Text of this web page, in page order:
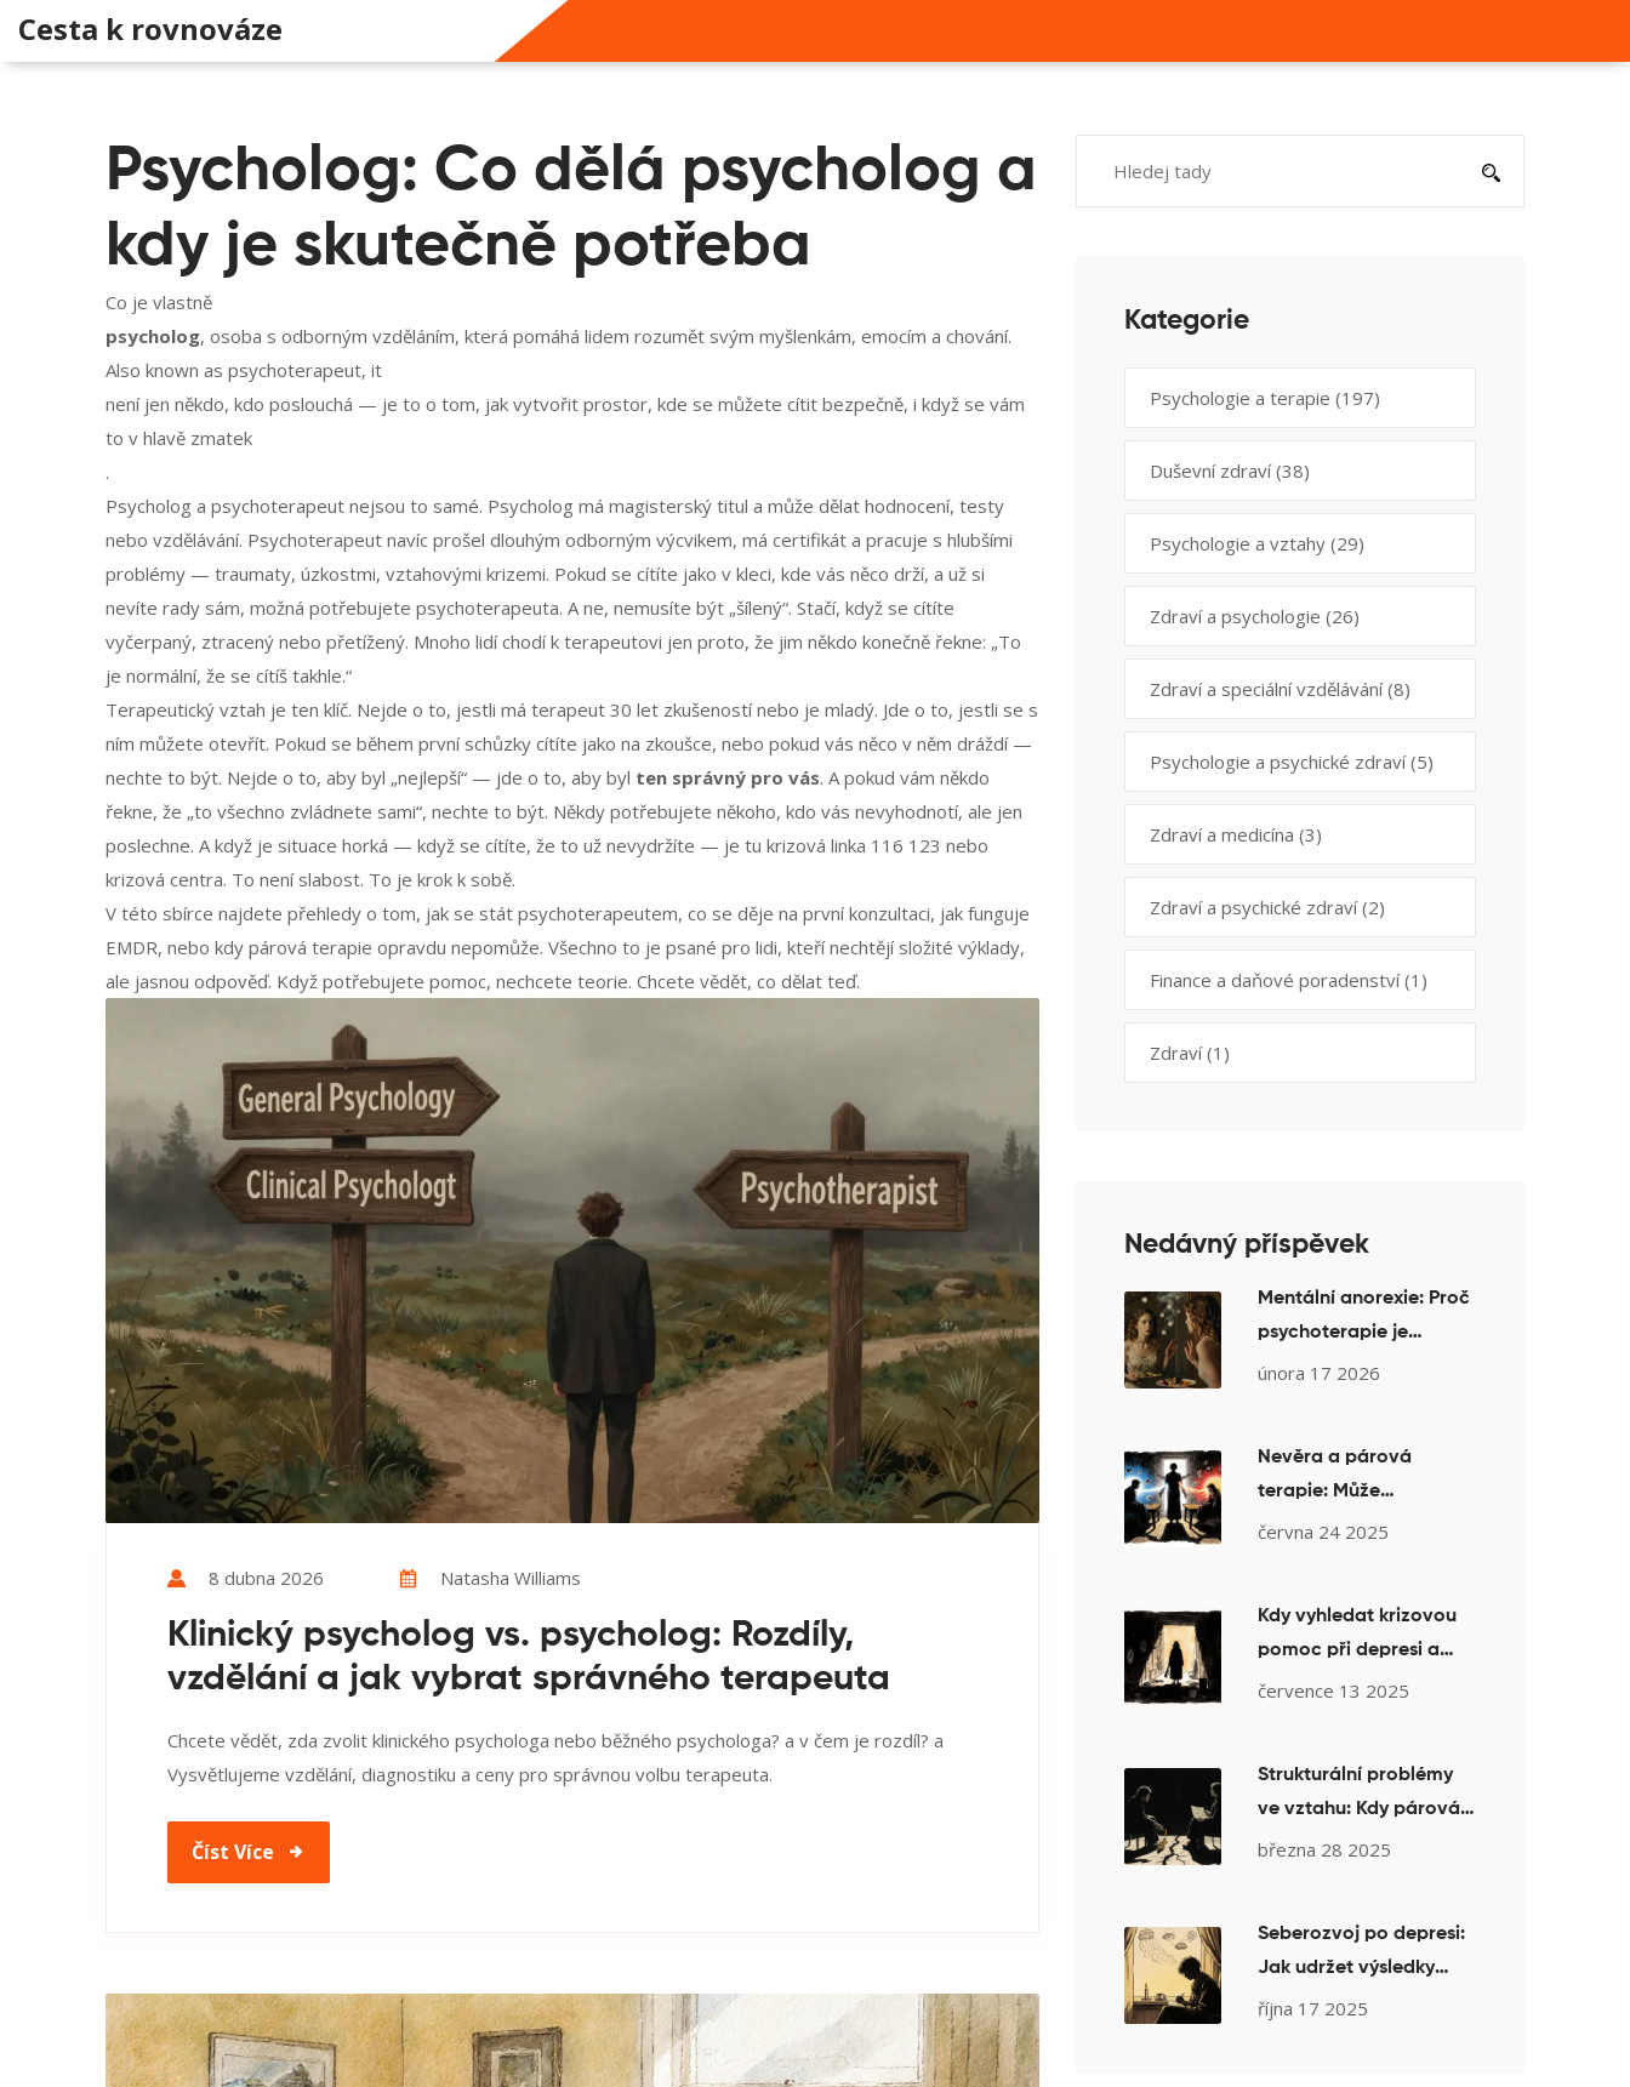
Cesta k rovnováze
Psycholog: Co dělá psycholog a
kdy je skutečně potřeba
Co je vlastně
psycholog, osoba s odborným vzděláním, která pomáhá lidem rozumět svým myšlenkám, emocím a chování.
Also known as psychoterapeut, it
není jen někdo, kdo poslouchá — je to o tom, jak vytvořit prostor, kde se můžete cítit bezpečně, i když se vám
to v hlavě zmatek
.
Psycholog a psychoterapeut nejsou to samé. Psycholog má magisterský titul a může dělat hodnocení, testy
nebo vzdělávání. Psychoterapeut navíc prošel dlouhým odborným výcvikem, má certifikát a pracuje s hlubšími
problémy — traumaty, úzkostmi, vztahovými krizemi. Pokud se cítíte jako v kleci, kde vás něco drží, a už si
nevíte rady sám, možná potřebujete psychoterapeuta. A ne, nemusíte být „šílený“. Stačí, když se cítíte
vyčerpaný, ztracený nebo přetížený. Mnoho lidí chodí k terapeutovi jen proto, že jim někdo konečně řekne: „To
je normální, že se cítíš takhle.“
Terapeutický vztah je ten klíč. Nejde o to, jestli má terapeut 30 let zkušeností nebo je mladý. Jde o to, jestli se s
ním můžete otevřít. Pokud se během první schůzky cítíte jako na zkoušce, nebo pokud vás něco v něm dráždí —
nechte to být. Nejde o to, aby byl „nejlepší“ — jde o to, aby byl ten správný pro vás. A pokud vám někdo
řekne, že „to všechno zvládnete sami“, nechte to být. Někdy potřebujete někoho, kdo vás nevyhodnotí, ale jen
poslechne. A když je situace horká — když se cítíte, že to už nevydržíte — je tu krizová linka 116 123 nebo
krizová centra. To není slabost. To je krok k sobě.
V této sbírce najdete přehledy o tom, jak se stát psychoterapeutem, co se děje na první konzultaci, jak funguje
EMDR, nebo kdy párová terapie opravdu nepomůže. Všechno to je psané pro lidi, kteří nechtějí složité výklady,
ale jasnou odpověď. Když potřebujete pomoc, nechcete teorie. Chcete vědět, co dělat teď.
8 dubna 2026 Natasha Williams
Klinický psycholog vs. psycholog: Rozdíly,
vzdělání a jak vybrat správného terapeuta
Chcete vědět, zda zvolit klinického psychologa nebo běžného psychologa? a v čem je rozdíl? a
Vysvětlujeme vzdělání, diagnostiku a ceny pro správnou volbu terapeuta.
Číst Více
Kategorie
Psychologie a terapie (197)
Duševní zdraví(38)
Psychologie a vztahy (29)
Zdraví a psychologie (26)
Zdraví a speciální vzdělávání(8)
Psychologie a psychické zdraví(5)
Zdraví a medicína (3)
Zdraví a psychické zdraví(2)
Finance a daňové poradenství(1)
Zdraví(1)
Nedávný příspěvek
Mentální anorexie: Proč
psychoterapie je
základní a nezbytná
února 17 2026
Nevěra a párová
terapie: Může
psychoterapie
června 24 2025
Kdy vyhledat krizovou
pomoc při depresi a
úzkosti: Signály a
července 13 2025
Strukturální problémy
ve vztahu: Kdy párová
terapie opravdu
března 28 2025
Seberozvoj po depresi:
Jak udržet výsledky
psychoterapie
října 17 2025